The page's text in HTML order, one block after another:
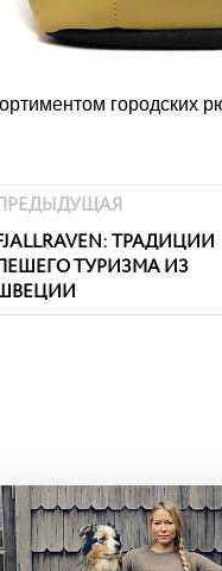
городских
ТРАДИЦИИ
ТУРИЗМА ИЗ